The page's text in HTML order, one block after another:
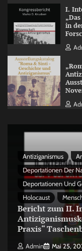
I.
in
Antiziganismus
Deportationen Der
Deportationen Und
Holocaust
Bericht zum II.
Praxis“
Admin Mai 25,